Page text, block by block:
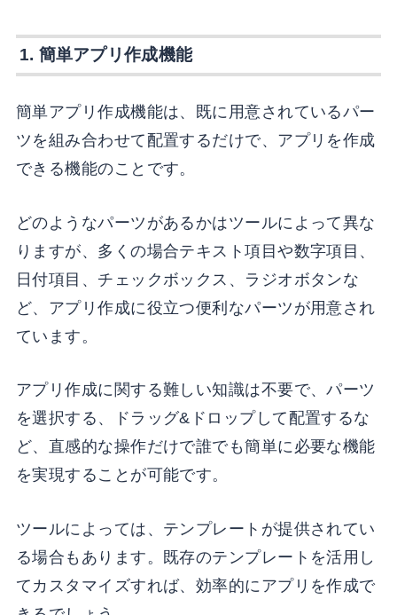
1. 簡単アプリ作成機能
簡単アプリ作成機能は、既に用意されているパー
ツを組み合わせて配置するだけで、アプリを作成
できる機能のことです。
どのようなパーツがあるかはツールによって異な
りますが、多くの場合テキスト項目や数字項目、
日付項目、チェックボックス、ラジオボタンな
ど、アプリ作成に役立つ便利なパーツが用意され
ています。
アプリ作成に関する難しい知識は不要で、パーツ
を選択する、ドラッグ&ドロップして配置するな
ど、直感的な操作だけで誰でも簡単に必要な機能
を実現することが可能です。
ツールによっては、テンプレートが提供されてい
る場合もあります。既存のテンプレートを活用し
てカスタマイズすれば、効率的にアプリを作成で